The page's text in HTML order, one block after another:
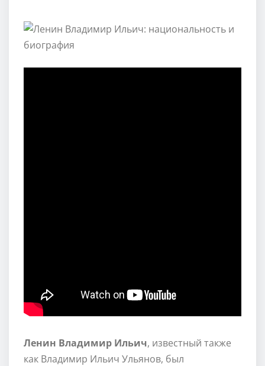
Ленин Владимир Ильич, известный также
как Владимир Ильич Ульянов, был